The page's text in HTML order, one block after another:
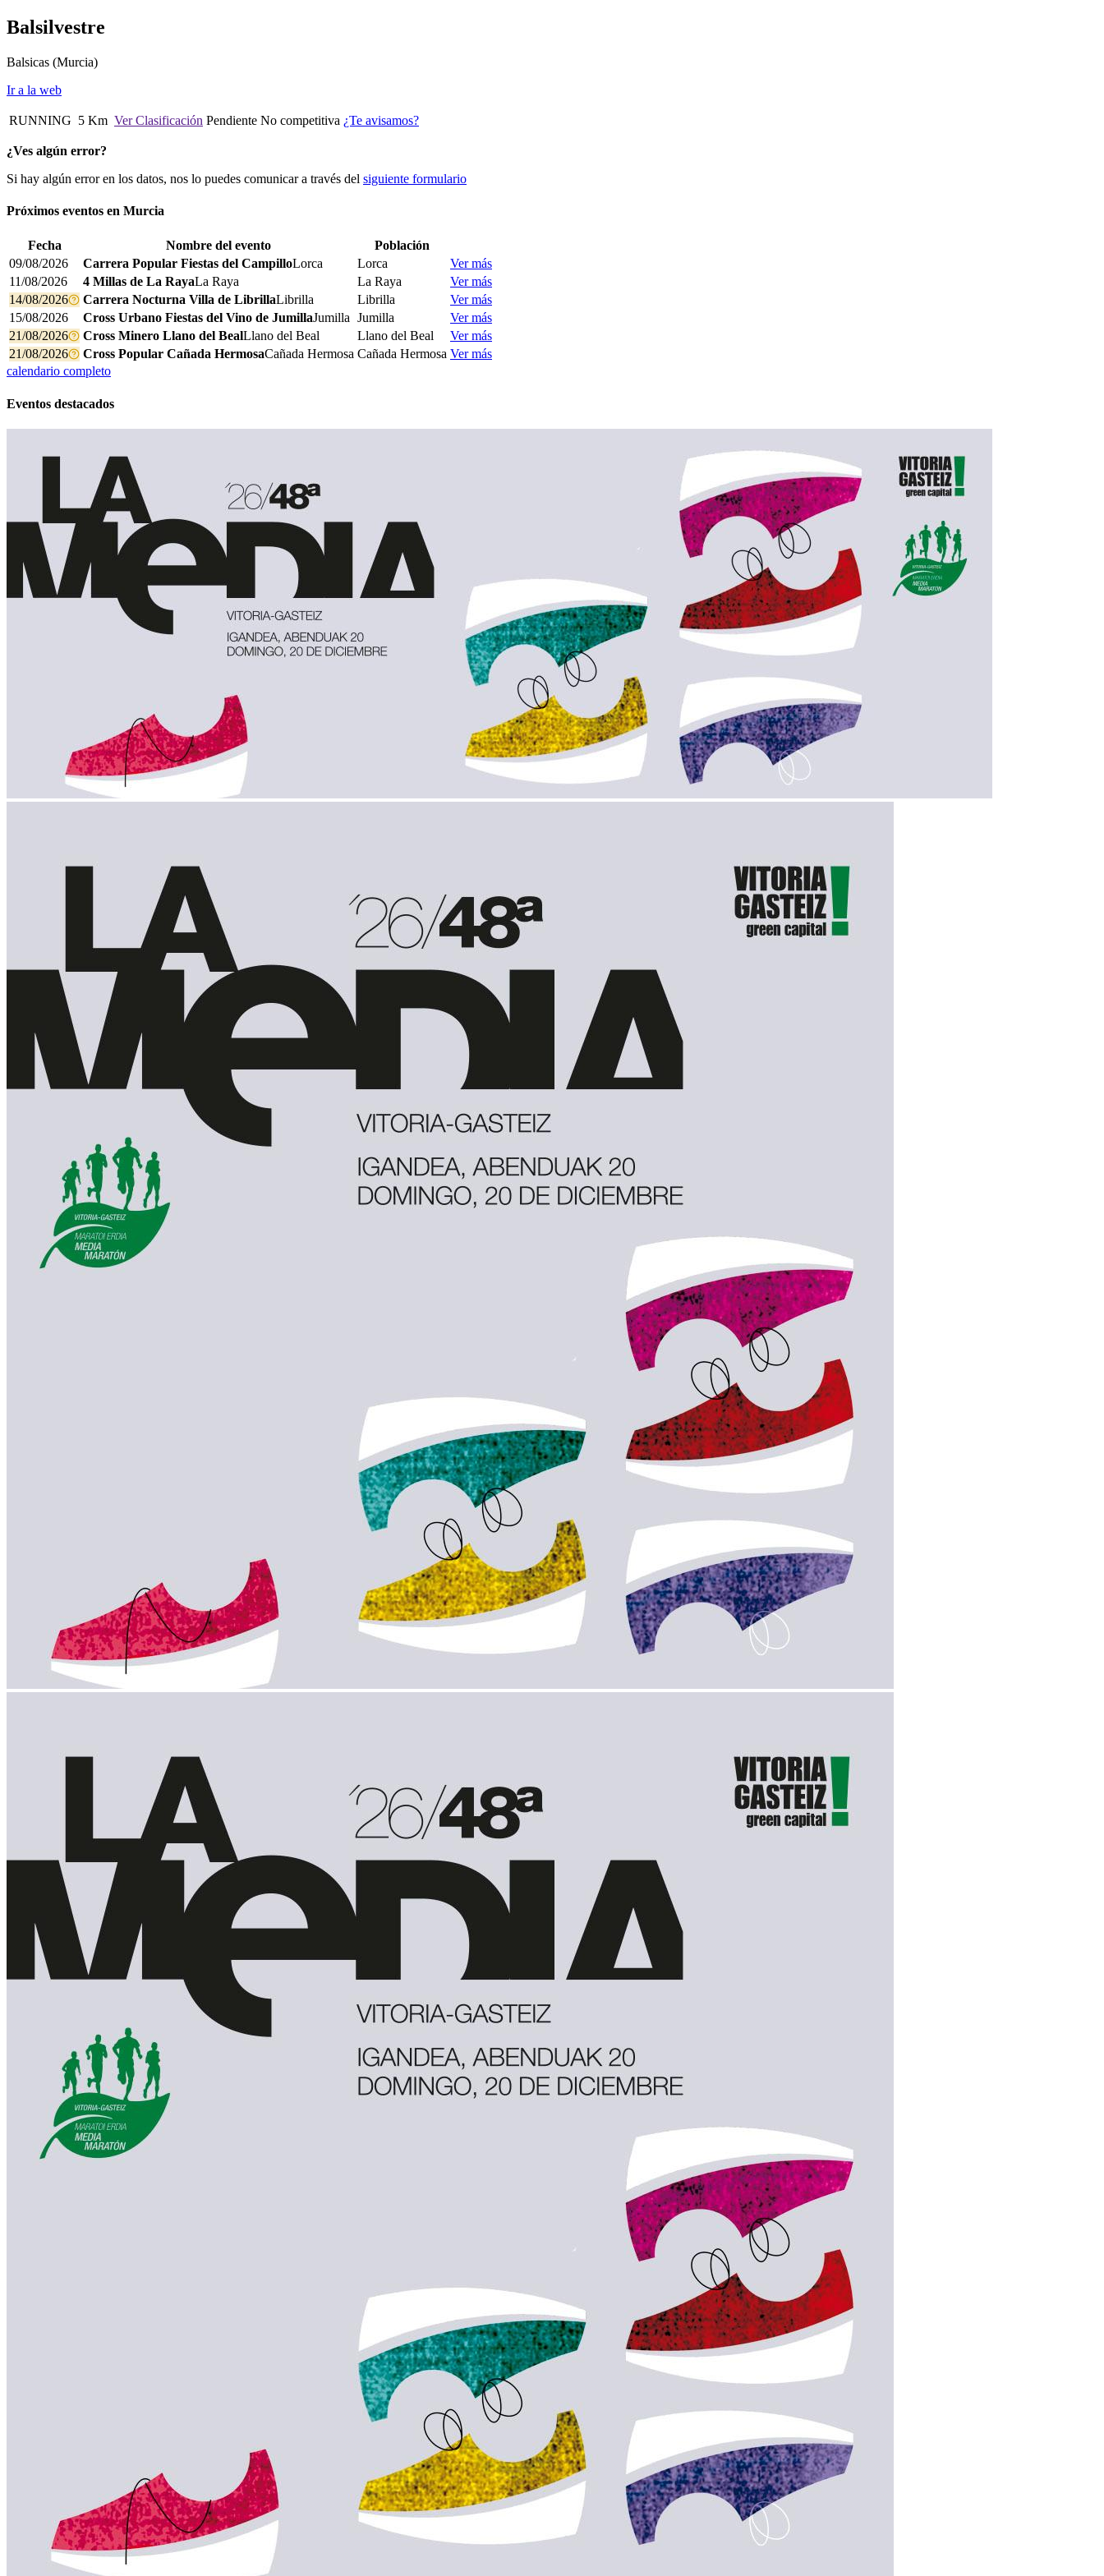
Balsilvestre
Balsicas (Murcia)
Ir a la web
RUNNING 5 Km Ver Clasificación Pendiente No competitiva ¿Te avisamos?
¿Ves algún error?
Si hay algún error en los datos, nos lo puedes comunicar a través del siguiente formulario
Próximos eventos en Murcia
Fecha Nombre del evento
Población
09/08/2026
Carrera Popular Fiestas del CampilloLorca Lorca
Ver más
11/08/2026
4 Millas de La RayaLa Raya La Raya
Ver más
14/08/2026
Carrera Nocturna Villa de LibrillaLibrilla Librilla
Ver más
15/08/2026
Cross Urbano Fiestas del Vino de JumillaJumilla Jumilla
Ver más
21/08/2026
Cross Minero Llano del BealLlano del Beal Llano del Beal
Ver más
21/08/2026
Cross Popular Cañada HermosaCañada Hermosa Cañada Hermosa Ver más
calendario completo
Eventos destacados